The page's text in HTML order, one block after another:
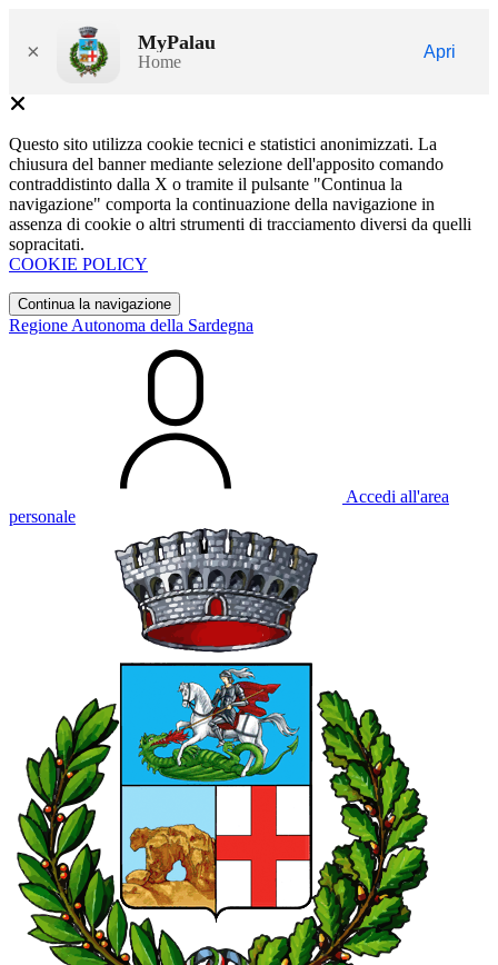
× MyPalau
Home
Apri
Questo sito utilizza cookie tecnici e statistici anonimizzati. La
chiusura del banner mediante selezione dell'apposito comando
contraddistinto dalla X o tramite il pulsante "Continua la
navigazione" comporta la continuazione della navigazione in
assenza di cookie o altri strumenti di tracciamento diversi da quelli
sopracitati.
COOKIE POLICY
Continua la navigazione
Regione Autonoma della Sardegna
Accedi all'area
personale